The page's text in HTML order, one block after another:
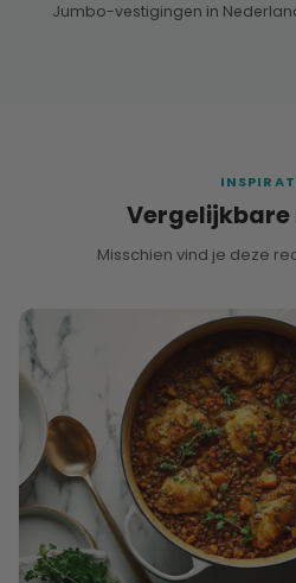
Jumbo-vestigingen in
Vergelijkbare
Misschien vind je deze